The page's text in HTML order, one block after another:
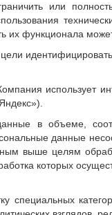
или
их функционала
использует
в объеме,
данные
выше целям
которых
специальных